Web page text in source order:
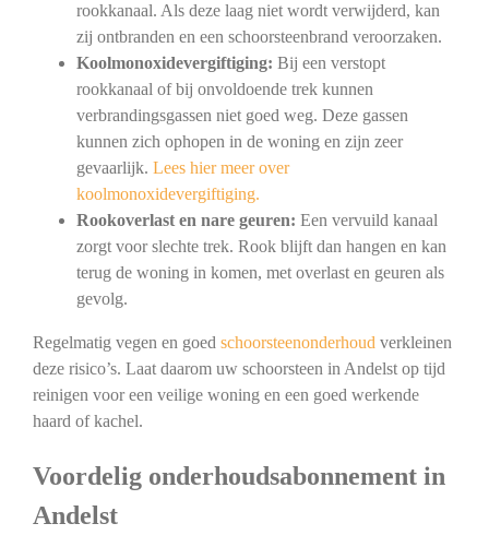
rookkanaal. Als deze laag niet wordt verwijderd, kan
zij ontbranden en een schoorsteenbrand veroorzaken.
Koolmonoxidevergiftiging: Bij een verstopt
rookkanaal of bij onvoldoende trek kunnen
verbrandingsgassen niet goed weg. Deze gassen
kunnen zich ophopen in de woning en zijn zeer
gevaarlijk. Lees hier meer over
koolmonoxidevergiftiging.
Rookoverlast en nare geuren: Een vervuild kanaal
zorgt voor slechte trek. Rook blijft dan hangen en kan
terug de woning in komen, met overlast en geuren als
gevolg.
Regelmatig vegen en goed schoorsteenonderhoud verkleinen
deze risico’s. Laat daarom uw schoorsteen in Andelst op tijd
reinigen voor een veilige woning en een goed werkende
haard of kachel.
Voordelig onderhoudsabonnement in
Andelst